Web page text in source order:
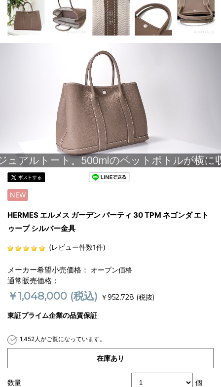
過去の特集をすべて見る>>
NEW
HERMES エルメス ガーデン パーティ 30 TPM ネゴンダ エト
ゥープ シルバー金具
(レビュー件数1件)
メーカー希望小売価格： オープン価格
通常販売価格：
￥1,048,000 (税込) ￥952,728 (税抜)
東証プライム企業の品質保証
1,452人がご覧になっています。
在庫あり
数量 個